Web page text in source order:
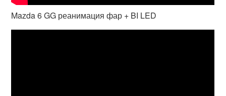
Mazda 6 GG реанимация фар + BI LED